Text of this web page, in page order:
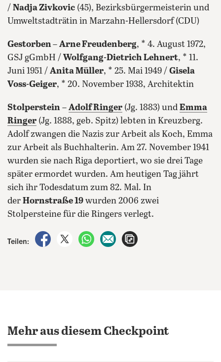
/ Nadja Zivkovic (45), Bezirksbürgermeisterin und
Umweltstadträtin in Marzahn-Hellersdorf (CDU)
Gestorben– Arne Freudenberg, * 4. August 1972,
GSJ gGmbH / Wolfgang-Dietrich Lehnert, * 11.
Juni 1951 / Anita Müller, * 25. Mai 1949 / Gisela
Voss-Geiger, * 20. November 1938, Architektin
Stolperstein – Adolf Ringer (Jg. 1883) und Emma
Ringer (Jg. 1888, geb. Spitz) lebten in Kreuzberg.
Adolf zwangen die Nazis zur Arbeit als Koch, Emma
zur Arbeit als Buchhalterin. Am 27. November 1941
wurden sie nach Riga deportiert, wo sie drei Tage
später ermordet wurden. Am heutigen Tag jährt
sich ihr Todesdatum zum 82. Mal. In
der Hornstraße 19 wurden 2006 zwei
Stolpersteine für die Ringers verlegt.
Teilen:
auf Facebook teilen
auf X teilenper WhatsApp teilen
per E-Mail teilen
Mehr aus diesem Checkpoint